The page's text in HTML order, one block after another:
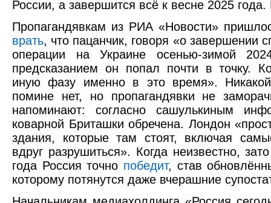
России, а завершится всё к весне 2025
Пропагандявкам из РИА «Новости»
врать, что пацанчик, говоря «о завершении
операции на Украине осенью-зимой
предсказанием он попал почти в точку.
иную фазу именно в это время».
помине нет, но пропагандявки не
напоминают: согласно сашулькиным
коварной Бриташки обречена. Лондон
здания, которые там стоят, включая
вдруг разрушиться». Когда неизвестно,
года Россия точно победит, став
которому потянутся даже вчерашние